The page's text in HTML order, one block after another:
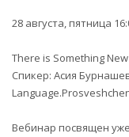
28 августа, пятница
There is Something
Cпикер: Асия
Вебинар посвящен